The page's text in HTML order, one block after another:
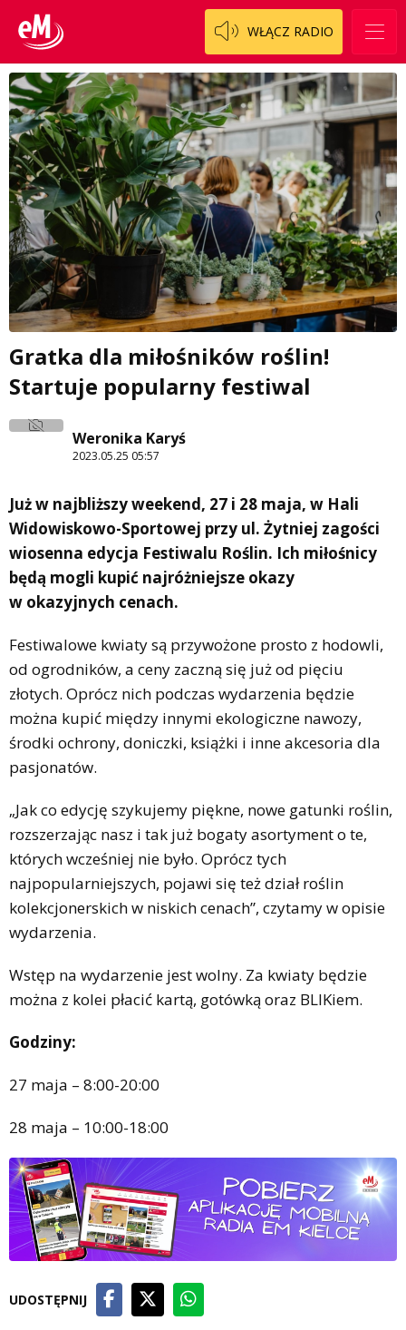
WŁĄCZ RADIO
Gratka dla miłośników roślin!
Startuje popularny festiwal
Weronika Karyś
2023.05.25 05:57
Już w najbliższy weekend, 27 i 28 maja, w Hali
Widowiskowo-Sportowej przy ul. Żytniej zagości
wiosenna edycja Festiwalu Roślin. Ich miłośnicy
będą mogli kupić najróżniejsze okazy
w okazyjnych cenach.
Festiwalowe kwiaty są przywożone prosto z hodowli,
od ogrodników, a ceny zaczną się już od pięciu
złotych. Oprócz nich podczas wydarzenia będzie
można kupić między innymi ekologiczne nawozy,
środki ochrony, doniczki, książki i inne akcesoria dla
pasjonatów.
„Jak co edycję szykujemy piękne, nowe gatunki roślin,
rozszerzając nasz i tak już bogaty asortyment o te,
których wcześniej nie było. Oprócz tych
najpopularniejszych, pojawi się też dział roślin
kolekcjonerskich w niskich cenach”, czytamy w opisie
wydarzenia.
Wstęp na wydarzenie jest wolny. Za kwiaty będzie
można z kolei płacić kartą, gotówką oraz BLIKiem.
Godziny:
27 maja – 8:00-20:00
28 maja – 10:00-18:00
UDOSTĘPNIJ